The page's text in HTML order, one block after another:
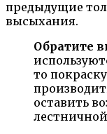
предыдущие
высыхания.
Обратите
то
оставить